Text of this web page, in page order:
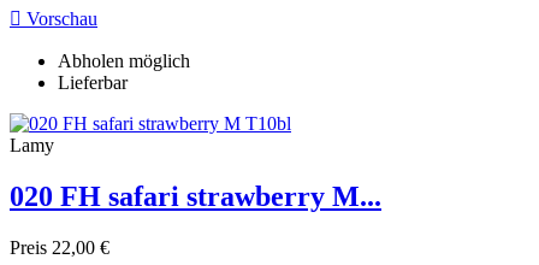
 Vorschau
Abholen möglich
Lieferbar
Lamy
020 FH safari strawberry M...
Preis 22,00 €